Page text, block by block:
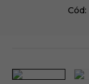
Cód: